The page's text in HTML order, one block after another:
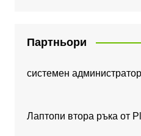
Партньори
системен администратор
Лаптопи втора ръка от